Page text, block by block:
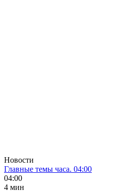
Новости
Главные темы часа. 04:00
04:00
4 мин